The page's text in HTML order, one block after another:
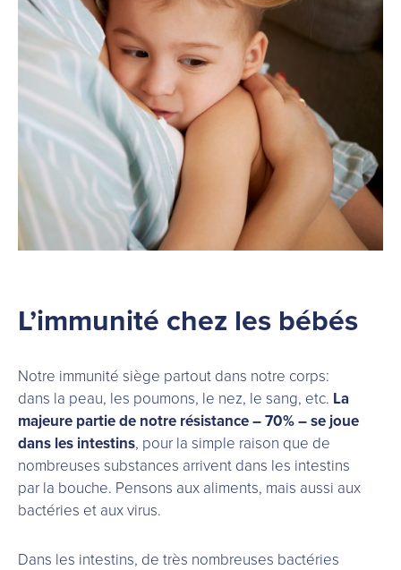
L’immunité chez les bébés
Notre immunité siège partout dans notre corps:
dans la peau, les poumons, le nez, le sang, etc. La
majeure partie de notre résistance – 70% – se joue
dans les intestins, pour la simple raison que de
nombreuses substances arrivent dans les intestins
par la bouche. Pensons aux aliments, mais aussi aux
bactéries et aux virus.
Dans les intestins, de très nombreuses bactéries